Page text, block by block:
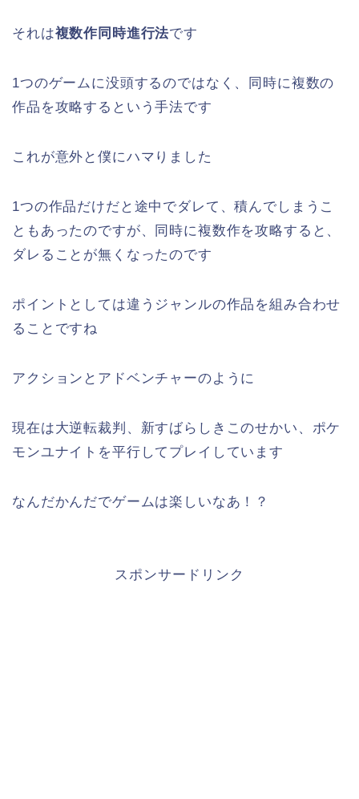
それは複数作同時進行法です
1つのゲームに没頭するのではなく、同時に複数の
作品を攻略するという手法です
これが意外と僕にハマりました
1つの作品だけだと途中でダレて、積んでしまうこ
ともあったのですが、同時に複数作を攻略すると、
ダレることが無くなったのです
ポイントとしては違うジャンルの作品を組み合わせ
ることですね
アクションとアドベンチャーのように
現在は大逆転裁判、新すばらしきこのせかい、ポケ
モンユナイトを平行してプレイしています
なんだかんだでゲームは楽しいなあ！？
スポンサードリンク